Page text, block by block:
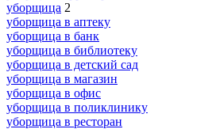
уборщица 2
уборщица в аптеку
уборщица в банк
уборщица в библиотеку
уборщица в детский сад
уборщица в магазин
уборщица в офис
уборщица в поликлинику
уборщица в ресторан